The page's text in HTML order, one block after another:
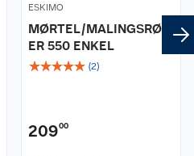
ESKIMO
MØRTEL/MALINGSRØR
ER 550 ENKEL
☆☆☆☆☆ (2)
20900